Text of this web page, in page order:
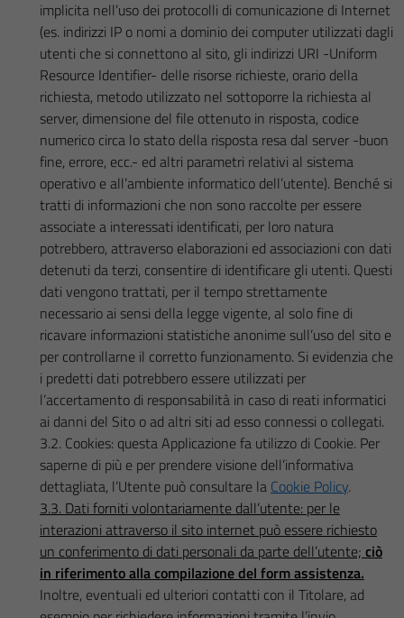
implicita nell’uso dei protocolli di comunicazione di Internet
(es. indirizzi IP o nomi a dominio dei computer utilizzati dagli
utenti che si connettono al sito, gli indirizzi URI -Uniform
Resource Identifier- delle risorse richieste, orario della
richiesta, metodo utilizzato nel sottoporre la richiesta al
server, dimensione del file ottenuto in risposta, codice
numerico circa lo stato della risposta resa dal server -buon
fine, errore, ecc.- ed altri parametri relativi al sistema
operativo e all’ambiente informatico dell’utente). Benché si
tratti di informazioni che non sono raccolte per essere
associate a interessati identificati, per loro natura
potrebbero, attraverso elaborazioni ed associazioni con dati
detenuti da terzi, consentire di identificare gli utenti. Questi
dati vengono trattati, per il tempo strettamente
necessario ai sensi della legge vigente, al solo fine di
ricavare informazioni statistiche anonime sull’uso del sito e
per controllarne il corretto funzionamento. Si evidenzia che
i predetti dati potrebbero essere utilizzati per
l’accertamento di responsabilità in caso di reati informatici
ai danni del Sito o ad altri siti ad esso connessi o collegati.
3.2. Cookies: questa Applicazione fa utilizzo di Cookie. Per
saperne di più e per prendere visione dell’informativa
dettagliata, l’Utente può consultare la Cookie Policy.
3.3. Dati forniti volontariamente dall’utente: per le
interazioni attraverso il sito internet può essere richiesto
un conferimento di dati personali da parte dell’utente; ciò
in riferimento alla compilazione del form assistenza.
Inoltre, eventuali ed ulteriori contatti con il Titolare, ad